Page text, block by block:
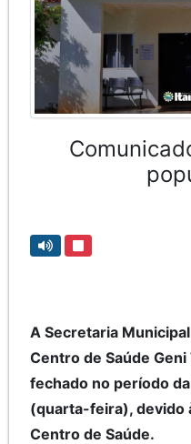
A Secretaria
Centro de Saúde
fechado no período
(quarta-feira), devido
Centro de Saúde.